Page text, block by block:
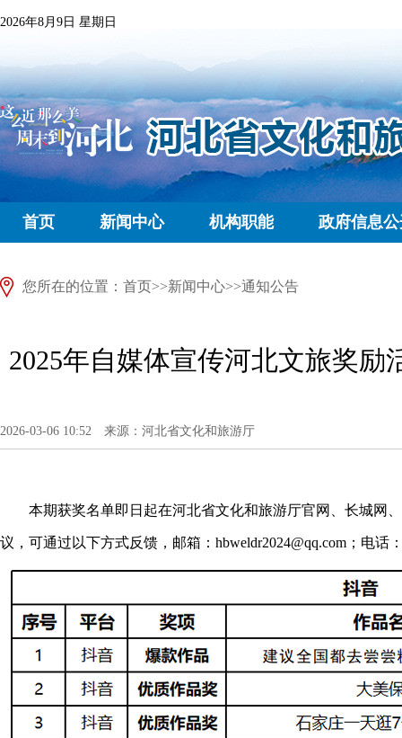
2026年8月9日 星期日
首页 新闻中心 机构职能 政府信息
您所在的位置： 首页>>新闻中心>>通知公告
2025年自媒体宣传河北文旅奖
2026-03-06 10:52 来源：河北省文化和旅游厅
本期获奖名单即日起在河北省文化和旅游厅官网、长城网
议，可通过以下方式反馈，邮箱：hbweldr2024@qq.com；电话